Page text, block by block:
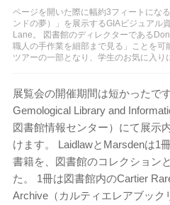
ページを開いた際に幅約3フィートにな
ンドの夢）」を展示するGIAビジュアル
Lane。 図書館のディレクターである
職人の手作業を細部まで見る」ことを
ツアーの一部となり、学生のお気に入り
展覧会の開催期間は短かったで
Gemological Library and
図書館情報センター）にて展示
けます。 LaidlawとMarsdenは1
書籍を、図書館のコレクション
た。 1冊は図書館内のCartier
Archive（カルティエレアブック